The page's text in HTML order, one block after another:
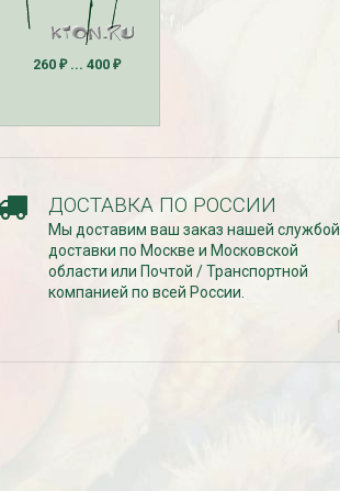
Рассада Незабудка
ШПАЛЕРЫ И ДР.
260₽... 400₽
ДОСТАВКА ПО РОССИИ
Мы доставим ваш заказ нашей службой
доставки по Москве и Московской
области или Почтой / Транспортной
компанией по всей России.